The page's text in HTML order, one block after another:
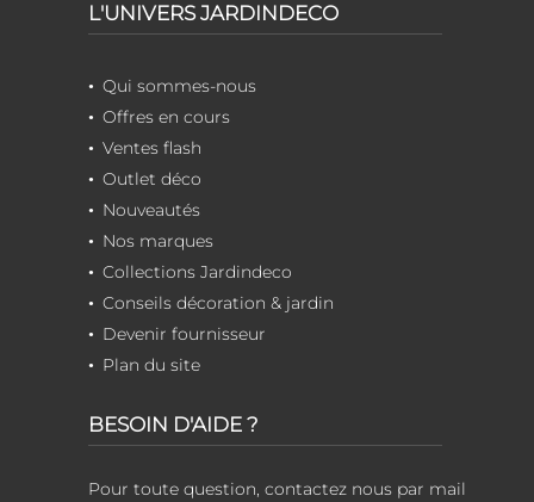
L'UNIVERS JARDINDECO
Qui sommes-nous
Offres en cours
Ventes flash
Outlet déco
Nouveautés
Nos marques
Collections Jardindeco
Conseils décoration & jardin
Devenir fournisseur
Plan du site
BESOIN D'AIDE ?
Pour toute question, contactez nous par mail